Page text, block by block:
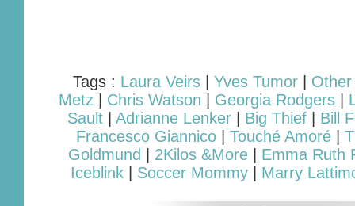
Tags : Laura Veirs| Yves Tumor|
Metz
Chris Watson Georgia Rodgers
Sault
Adrianne Lenker Big Thief
Bill
Francesco Giannico| Touché Amoré|
Goldmund
2Kilos &More
Emma Ruth
Iceblink
Soccer Mommy Marry